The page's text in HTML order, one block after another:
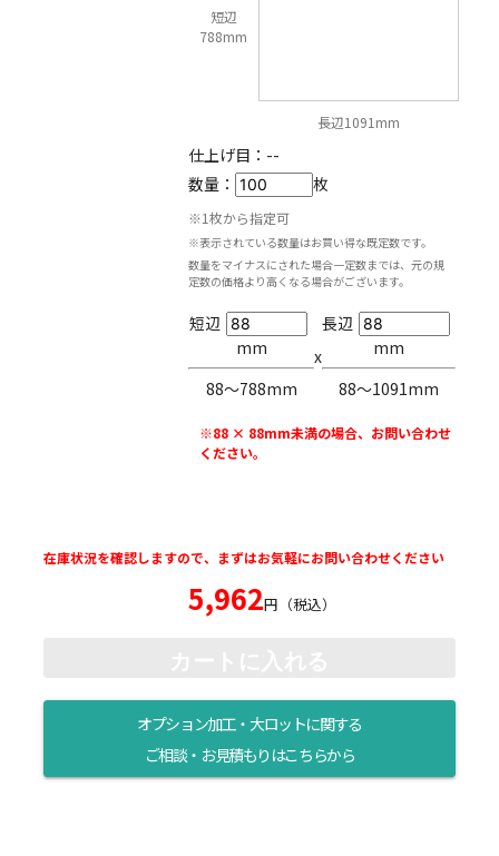
短辺
788mm
長辺1091mm
仕上げ目： --
数量：
枚
※1枚から指定可
※表示されている数量はお買い得な既定数です。
数量をマイナスにされた場合一定数までは、元の規
定数の価格より高くなる場合がございます。
短辺
mm
88〜788mm
x
長辺
mm
88〜1091mm
※88 × 88mm未満の場合、お問い合わせ
ください。
在庫状況を確認しますので、まずはお気軽にお問い合わせください
5,962円（税込）
オプション加工・大ロットに関する
ご相談・お見積もりはこちらから